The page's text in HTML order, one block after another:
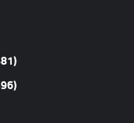
(10٬481)
(11٬596)